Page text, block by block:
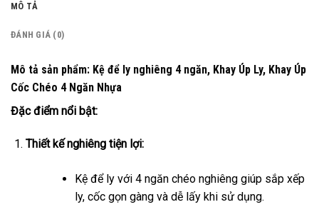
MÔ TẢ
ĐÁNH GIÁ (0)
Mô tả sản phẩm: Kệ để ly nghiêng 4 ngăn, Khay Úp Ly, Khay Úp
Cốc Chéo 4 Ngăn Nhựa
Đặc điểm nổi bật:
Thiết kế nghiêng tiện lợi:
Kệ để ly với 4 ngăn chéo nghiêng giúp sắp xếp
ly, cốc gọn gàng và dễ lấy khi sử dụng.